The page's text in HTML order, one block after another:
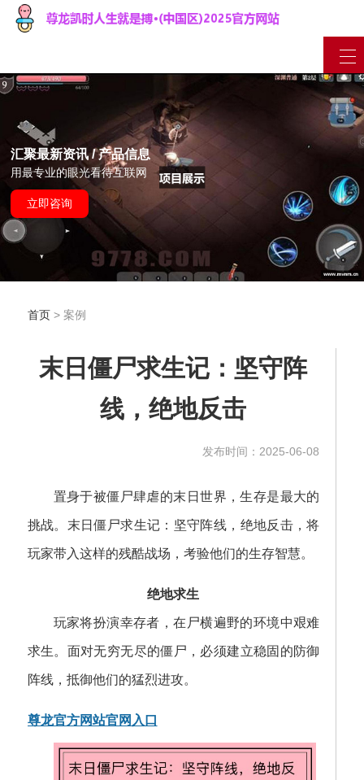
汇聚最新资讯 / 产品信息
用最专业的眼光看待互联网
立即咨询
首页> 案例
末日僵尸求生记：坚守阵
线，绝地反击
发布时间：2025-06-08
置身于被僵尸肆虐的末日世界，生存是最大的
挑战。末日僵尸求生记：坚守阵线，绝地反击，将
玩家带入这样的残酷战场，考验他们的生存智慧。
绝地求生
玩家将扮演幸存者，在尸横遍野的环境中艰难
求生。面对无穷无尽的僵尸，必须建立稳固的防御
阵线，抵御他们的猛烈进攻。
尊龙官方网站官网入口